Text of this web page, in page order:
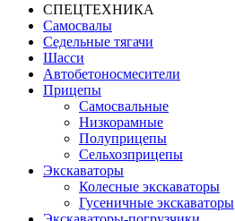
СПЕЦТЕХНИКА
Самосвалы
Седельные тягачи
Шасси
Автобетоно­смесители
Прицепы
Самосвальные
Низкорамные
Полуприцепы
Сельхозприцепы
Экскаваторы
Колесные экскаваторы
Гусеничные экскаваторы